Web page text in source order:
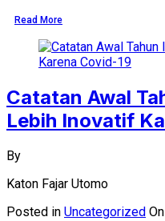
Read More
Catatan Awal
Lebih Inovatif
By
Katon Fajar Utomo
Posted in Uncategorized On